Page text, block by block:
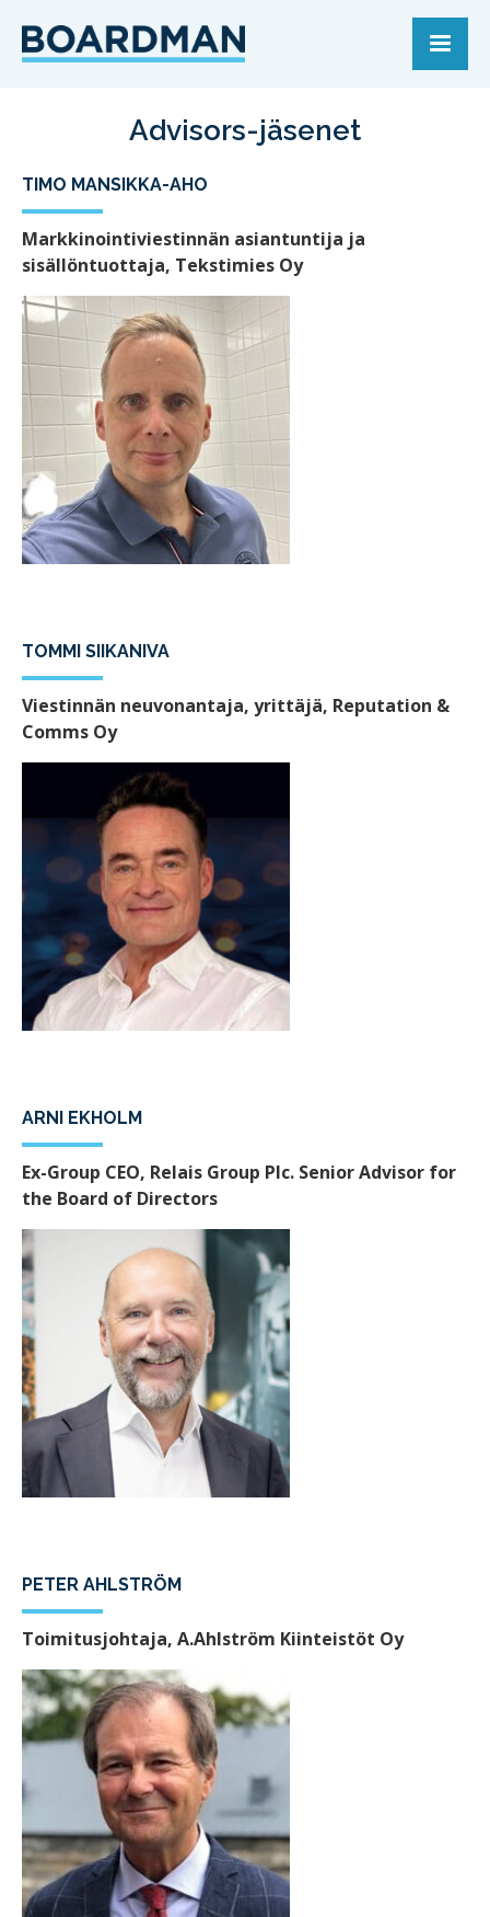
Advisors-jäsenet
TIMO MANSIKKA-AHO
Markkinointiviestinnän asiantuntija ja
sisällöntuottaja, Tekstimies Oy
TOMMI SIIKANIVA
Viestinnän neuvonantaja, yrittäjä, Reputation &
Comms Oy
ARNI EKHOLM
Ex-Group CEO, Relais Group Plc. Senior Advisor for
the Board of Directors
PETER AHLSTRÖM
Toimitusjohtaja, A.Ahlström Kiinteistöt Oy